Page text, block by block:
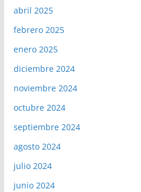
abril 2025
febrero 2025
enero 2025
diciembre 2024
noviembre 2024
octubre 2024
septiembre 2024
agosto 2024
julio 2024
junio 2024